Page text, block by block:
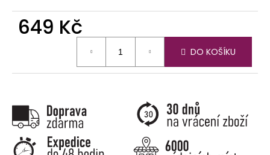
649 Kč
DO KOŠÍKU